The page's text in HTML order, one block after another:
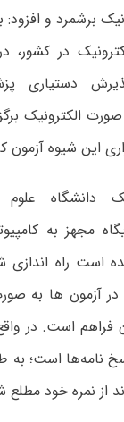
برشمرد و افزود:
در کشور،
دستیاری
الکترونیک
این شیوه آزمون
دانشگاه
نفر جایگاه مجهز به
راه اندازی
در آزمون ها به
فراهم است. در
نامه‌ها است؛
از نمره خود مطلع